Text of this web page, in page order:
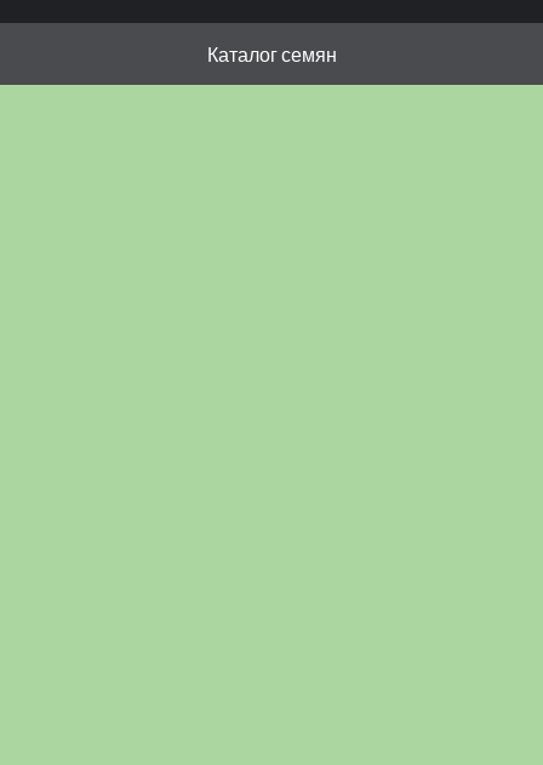
Каталог семян